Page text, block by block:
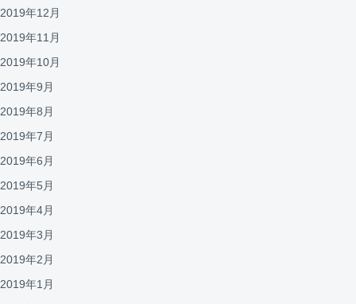
2019年12月
2019年11月
2019年10月
2019年9月
2019年8月
2019年7月
2019年6月
2019年5月
2019年4月
2019年3月
2019年2月
2019年1月